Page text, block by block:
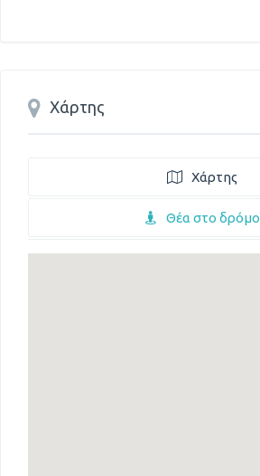
Χάρτης
Χάρτης
Θέα στο δρόμο